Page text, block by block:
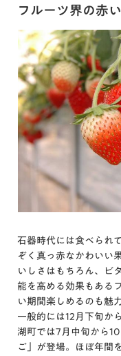
フルーツ界の赤
石器時代には食べられ
ぞく真っ赤なかわいい
いしさはもちろん、ビ
能を高める効果もある
い期間楽しめるのも魅力
一般的には12月下旬か
湖町では7月中旬から
ご」が登場。ほぼ年間